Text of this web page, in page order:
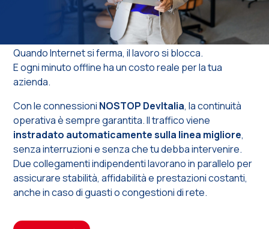
Quando Internet si ferma, il lavoro si blocca.
E ogni minuto offline ha un costo reale per la tua
azienda.
Con le connessioni NOSTOP DevItalia, la continuità
operativa è sempre garantita. Il traffico viene
instradato automaticamente sulla linea migliore,
senza interruzioni e senza che tu debba intervenire.
Due collegamenti indipendenti lavorano in parallelo per
assicurare stabilità, affidabilità e prestazioni costanti,
anche in caso di guasti o congestioni di rete.